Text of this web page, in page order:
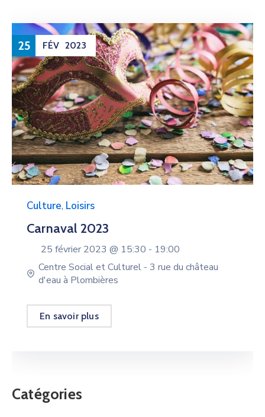
25 FÉV 2023
Culture, Loisirs
Carnaval 2023
25 février 2023 @ 15:30 - 19:00
Centre Social et Culturel - 3 rue du château
d'eau à Plombières
En savoir plus
Catégories